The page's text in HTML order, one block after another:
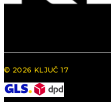
© 2026 KLJUČ 17